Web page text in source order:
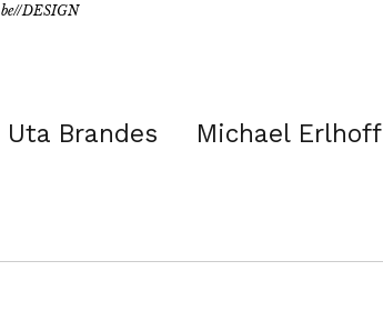
be//DESIGN
Uta Brandes Michael Erlhoff